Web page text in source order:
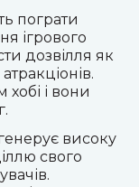
пограти
ігрового
дозвілля як
хобі і вони
високу
свого